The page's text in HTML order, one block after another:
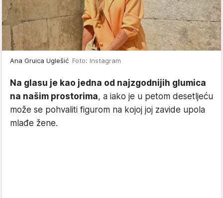
Ana Gruica Uglešić Foto: Instagram
Na glasu je kao jedna od najzgodnijih glumica
na našim prostorima, a iako je u petom desetljeću
može se pohvaliti figurom na kojoj joj zavide upola
mlađe žene.